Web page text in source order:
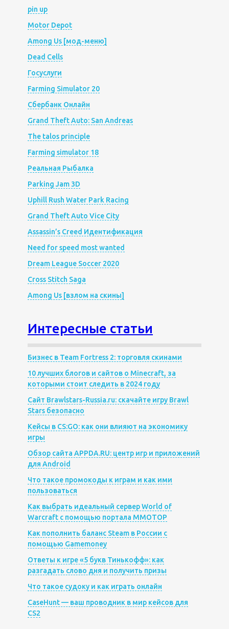
pin up
Motor Depot
Among Us [мод-меню]
Dead Cells
Госуслуги
Farming Simulator 20
Сбербанк Онлайн
Grand Theft Auto: San Andreas
The talos principle
Farming simulator 18
Реальная Рыбалка
Parking Jam 3D
Uphill Rush Water Park Racing
Grand Theft Auto Vice City
Assassin’s Creed Идентификация
Need for speed most wanted
Dream League Soccer 2020
Cross Stitch Saga
Among Us [взлом на скины]
Интересные статьи
Бизнес в Team Fortress 2: торговля скинами
10 лучших блогов и сайтов о Minecraft, за
которыми стоит следить в 2024 году
Сайт Brawlstars-Russia.ru: скачайте игру Brawl
Stars безопасно
Кейсы в CS:GO: как они влияют на экономику
игры
Обзор сайта APPDA.RU: центр игр и приложений
для Android
Что такое промокоды к играм и как ими
пользоваться
Как выбрать идеальный сервер World of
Warcraft с помощью портала MMOTOP
Как пополнить баланс Steam в России с
помощью Gamemoney
Ответы к игре «5 букв Тинькофф»: как
разгадать слово дня и получить призы
Что такое судоку и как играть онлайн
CaseHunt — ваш проводник в мир кейсов для
CS2